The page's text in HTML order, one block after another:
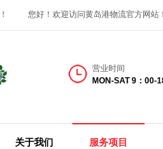
您好！欢迎访问黄岛港物流官方网站！
营业时间
MON-SAT 9：00-
关于我们 服务项目